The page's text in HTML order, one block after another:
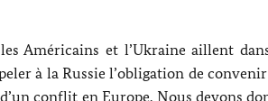
Américains et l’Ukraine aillent
à la Russie l’obligation de convenir
conflit en Europe. Nous devons